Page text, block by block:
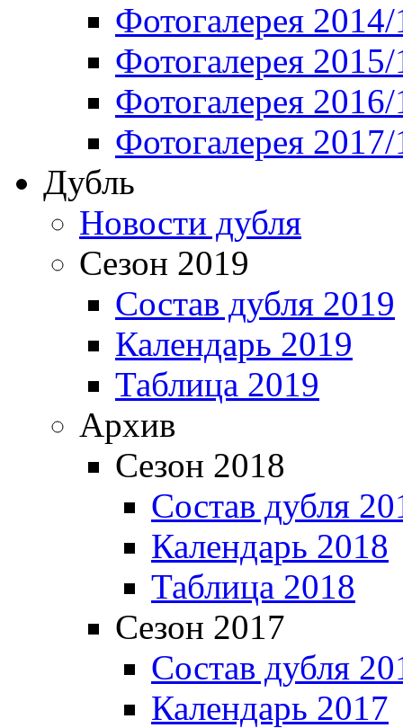
Фотогалерея
Фотогалерея
Фотогалерея
Фотогалерея
Дубль
Новости дубля
Сезон 2019
Состав дубля 2019
Календарь 2019
Таблица 2019
Архив
Сезон 2018
Состав дубля
Календарь 2018
Таблица 2018
Сезон 2017
Состав дубля
Календарь 2017